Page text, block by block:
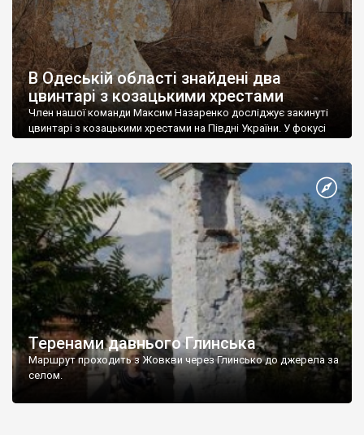
В Одеській області знайдені два
цвинтарі з козацькими хрестами
Член нашої команди Максим Назаренко досліджує закинуті
цвинтарі з козацькими хрестами на Півдні України. У фокусі
(Візирська громада, недалеко від Тілігульського лиману) та
Єгорівка (Дачненська громада, біля Хаджібейського ліману).
На цвинтарі в Єгорівці багато хрестів розбито та потрощено,
[…]
Теренами давнього Глинська
Маршрут проходить з Жовкви через Глинсько до джерела за
селом.